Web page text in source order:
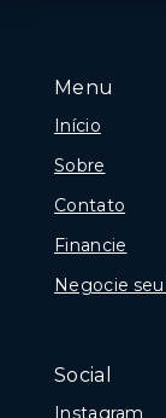
Menu
Início
Sobre
Contato
Financie
Negocie
Social
Instagram